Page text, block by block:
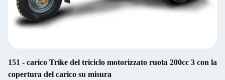
151 - carico Trike del triciclo motorizzato ruota 200cc 3 con la
copertura del carico su misura